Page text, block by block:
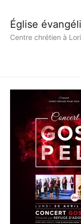
Église
Centre chrétien à